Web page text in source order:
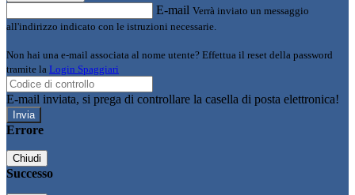
E-mail Verrà inviato un messaggio
all'indirizzo indicato con le istruzioni necessarie.
Non hai una e-mail associata al nome utente? Effettua il reset della password
tramite la Login Spaggiari
E-mail inviata, si prega di controllare la casella di posta elettronica!
Errore
Chiudi
Successo